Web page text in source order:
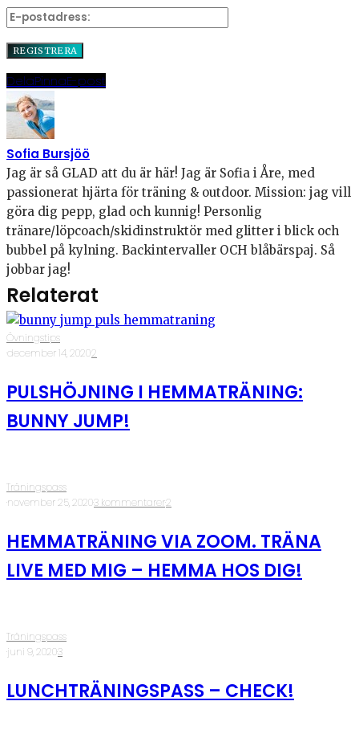
DelaPinnaE-post
Sofia Bursjöö
Jag är så GLAD att du är här! Jag är Sofia i Åre, med
passionerat hjärta för träning & outdoor. Mission: jag vill
göra dig pepp, glad och kunnig! Personlig
tränare/löpcoach/skidinstruktör med glitter i blick och
bubbel på kylning. Backintervaller OCH blåbärspaj. Så
jobbar jag!
Relaterat
Övningstips
·december 14, 2020·2
PULSHÖJNING I HEMMATRÄNING:
BUNNY JUMP!
Träningspass
·november 25, 2020·3 kommentarer·2
HEMMATRÄNING VIA ZOOM. TRÄNA
LIVE MED MIG – HEMMA HOS DIG!
Träningspass
·juni 9, 2020·3
LUNCHTRÄNINGSPASS – CHECK!